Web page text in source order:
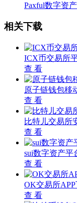
Paxful数字资
相关下载
ICX币交易所
查 看
原子链钱包移
查 看
比特儿交易所
查 看
sui数字资产平
查 看
OK交易所
查 看